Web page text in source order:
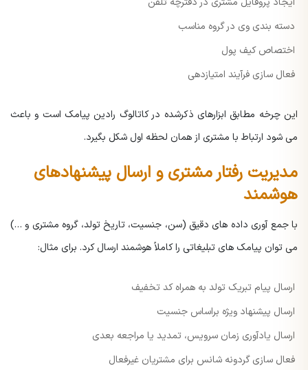
دسته بندی وی در گروه مناسب
اختصاص کیف پول
فعال سازی فرآیند امتیازدهی
این چرخه مطابق ابزارهای ذکرشده در کاتالوگ رادین پیامک است و باعث
می شود ارتباط با مشتری از همان لحظه اول شکل بگیرد.
مدیریت رفتار مشتری و ارسال پیشنهادهای
هوشمند
با جمع آوری داده های دقیق (سن، جنسیت، تاریخ تولد، گروه مشتری و …)
می توان پیامک های تبلیغاتی را کاملاً هوشمند ارسال کرد. برای مثال:
ارسال پیام تبریک تولد به همراه کد تخفیف
ارسال پیشنهاد ویژه براساس جنسیت
ارسال یادآوری زمان سرویس، تمدید یا مراجعه بعدی
فعال سازی گردونه شانس برای مشتریان غیرفعال